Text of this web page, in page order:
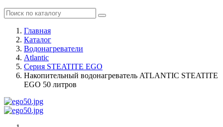
Главная
Каталог
Водонагреватели
Atlantic
Серия STEATITE EGO
Накопительный водонагреватель ATLANTIC STEATITE
EGO 50 литров